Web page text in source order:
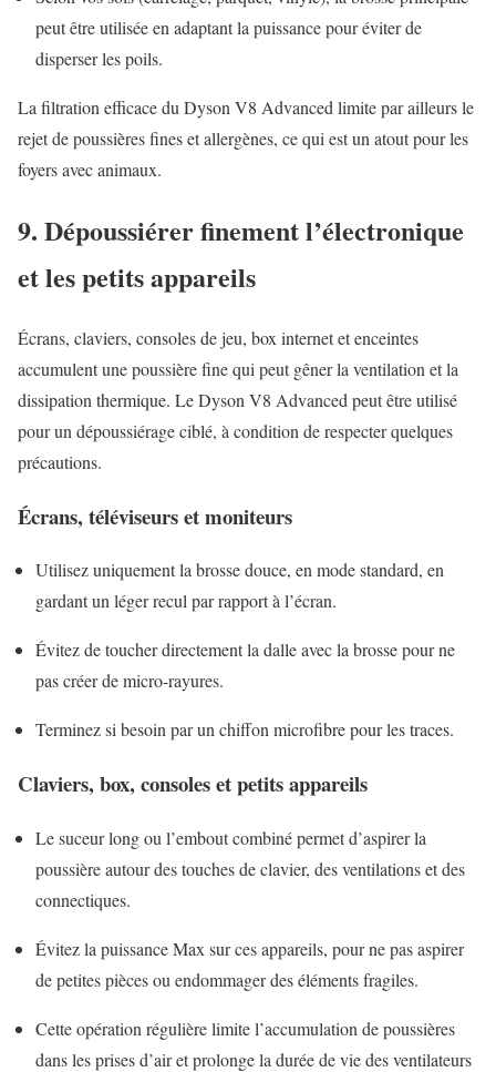
peut être utilisée en adaptant la puissance pour éviter de
disperser les poils.
La filtration efficace du Dyson V8 Advanced limite par ailleurs le
rejet de poussières fines et allergènes, ce qui est un atout pour les
foyers avec animaux.
9. Dépoussiérer finement l’électronique
et les petits appareils
Écrans, claviers, consoles de jeu, box internet et enceintes
accumulent une poussière fine qui peut gêner la ventilation et la
dissipation thermique. Le Dyson V8 Advanced peut être utilisé
pour un dépoussiérage ciblé, à condition de respecter quelques
précautions.
Écrans, téléviseurs et moniteurs
Utilisez uniquement la brosse douce, en mode standard, en
gardant un léger recul par rapport à l’écran.
Évitez de toucher directement la dalle avec la brosse pour ne
pas créer de micro-rayures.
Terminez si besoin par un chiffon microfibre pour les traces.
Claviers, box, consoles et petits appareils
Le suceur long ou l’embout combiné permet d’aspirer la
poussière autour des touches de clavier, des ventilations et des
connectiques.
Évitez la puissance Max sur ces appareils, pour ne pas aspirer
de petites pièces ou endommager des éléments fragiles.
Cette opération régulière limite l’accumulation de poussières
dans les prises d’air et prolonge la durée de vie des ventilateurs